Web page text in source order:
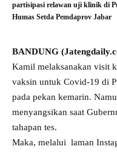
partisipasi relawan uji klinik di
Humas Setda Pemdaprov Jabar
BANDUNG
Kamil melaksanakan visit
vaksin untuk Covid-19 di
pada pekan kemarin.
menyangsikan saat
tahapan tes.
Maka, melalui laman